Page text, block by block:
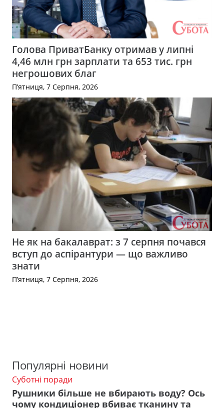
Голова ПриватБанку отримав у липні
4,46 млн грн зарплати та 653 тис. грн
негрошових благ
П’ятниця, 7 Серпня, 2026
Не як на бакалаврат: з 7 серпня почався
вступ до аспірантури — що важливо
знати
П’ятниця, 7 Серпня, 2026
Популярні новини
Суботні поради
Рушники більше не вбирають воду? Ось
чому кондиціонер вбиває тканину та